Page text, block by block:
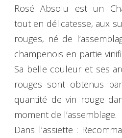
Rosé Absolu est un
tout en délicatesse, aux
rouges, né de
champenois en partie
Sa belle couleur et ses
rouges sont obtenus
quantité de vin rouge
moment de l’assemblage.
Dans l’assiette :